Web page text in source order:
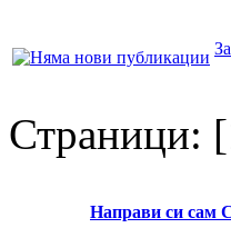
Страници: [
Направи си сам